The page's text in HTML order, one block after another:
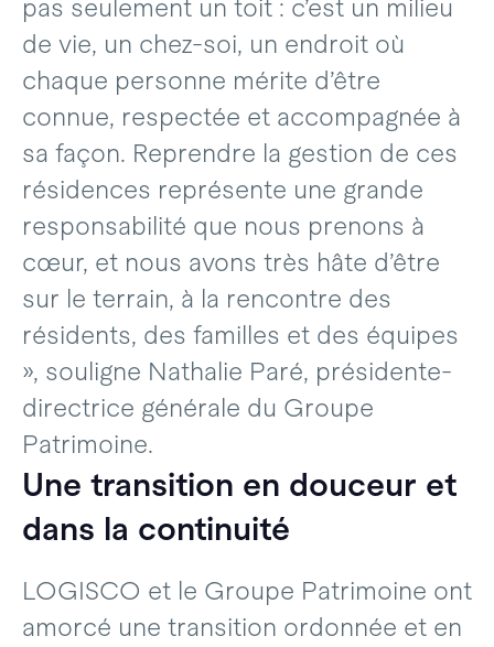
pas seulement un toit : c’est un milieu
de vie, un chez-soi, un endroit où
chaque personne mérite d’être
connue, respectée et accompagnée à
sa façon. Reprendre la gestion de ces
résidences représente une grande
responsabilité que nous prenons à
cœur, et nous avons très hâte d’être
sur le terrain, à la rencontre des
résidents, des familles et des équipes
», souligne Nathalie Paré, présidente-
directrice générale du Groupe
Patrimoine.
Une transition en douceur et
dans la continuité
LOGISCO et le Groupe Patrimoine ont
amorcé une transition ordonnée et en